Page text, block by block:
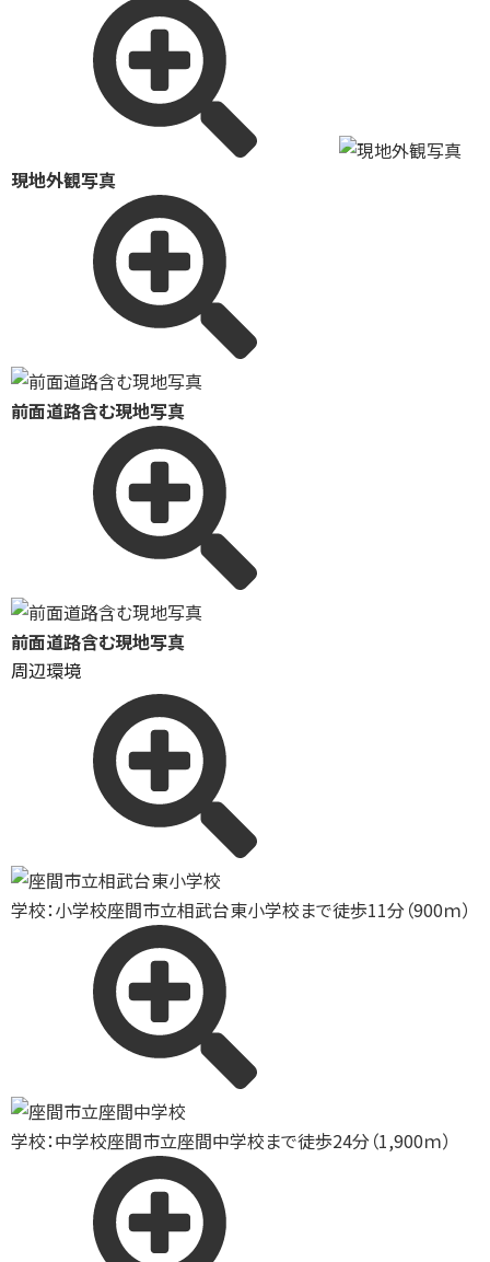
現地外観写真
前面道路含む現地写真
前面道路含む現地写真
周辺環境
学校：小学校座間市立相武台東小学校まで徒歩11分（900ｍ）
学校：中学校座間市立座間中学校まで徒歩24分（1,900ｍ）